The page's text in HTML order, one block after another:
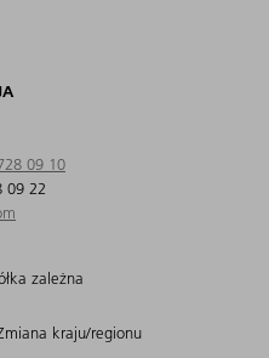
09 10
09 22
zależna
kraju/regionu